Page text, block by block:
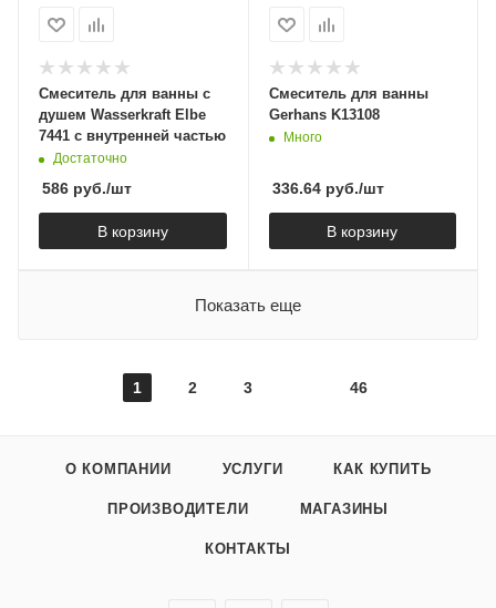
Смеситель для ванны с
душем Wasserkraft Elbe
7441 с внутренней частью
Достаточно
586 руб./шт
В корзину
Смеситель для ванны
Gerhans K13108
Много
336.64руб./шт
В корзину
Показать еще
1 2 3 46
О КОМПАНИИ УСЛУГИ КАК КУПИТЬ
ПРОИЗВОДИТЕЛИ МАГАЗИНЫ
КОНТАКТЫ